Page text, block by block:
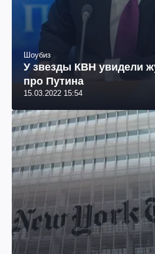
Шоубиз
У звезды КВН увидели
про Путина
15.03.2022 15:54